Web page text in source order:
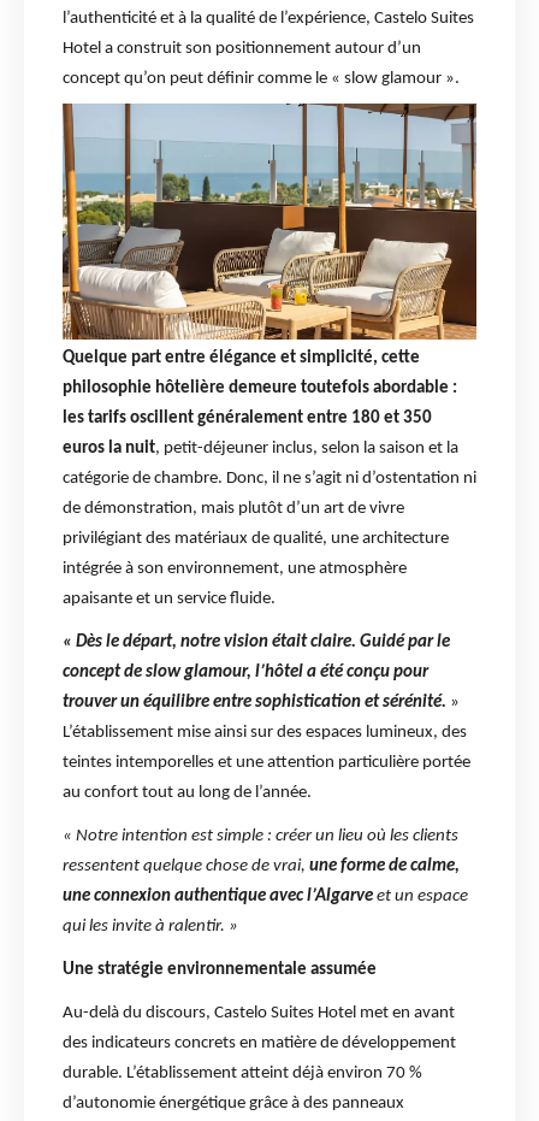
l’authenticité et à la qualité de l’expérience, Castelo Suites
Hotel a construit son positionnement autour d’un
concept qu’on peut définir comme le « slow glamour ».
Quelque part entre élégance et simplicité, cette
philosophie hôtelière demeure toutefois abordable :
les tarifs oscillent généralement entre 180 et 350
euros la nuit, petit-déjeuner inclus, selon la saison et la
catégorie de chambre. Donc, il ne s’agit ni d’ostentation ni
de démonstration, mais plutôt d’un art de vivre
privilégiant des matériaux de qualité, une architecture
intégrée à son environnement, une atmosphère
apaisante et un service fluide.
« Dès le départ, notre vision était claire. Guidé par le
concept de slow glamour, l’hôtel a été conçu pour
trouver un équilibre entre sophistication et sérénité. »
L’établissement mise ainsi sur des espaces lumineux, des
teintes intemporelles et une attention particulière portée
au confort tout au long de l’année.
« Notre intention est simple : créer un lieu où les clients
ressentent quelque chose de vrai, une forme de calme,
une connexion authentique avec l’Algarve et un espace
qui les invite à ralentir. »
Une stratégie environnementale assumée
Au-delà du discours, Castelo Suites Hotel met en avant
des indicateurs concrets en matière de développement
durable. L’établissement atteint déjà environ 70 %
d’autonomie énergétique grâce à des panneaux